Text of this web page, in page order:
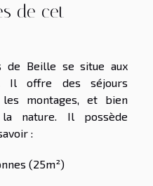
de cet
de Beille se situe aux
Il offre des séjours
montages, et bien
nature. Il possède
:
(25m²)